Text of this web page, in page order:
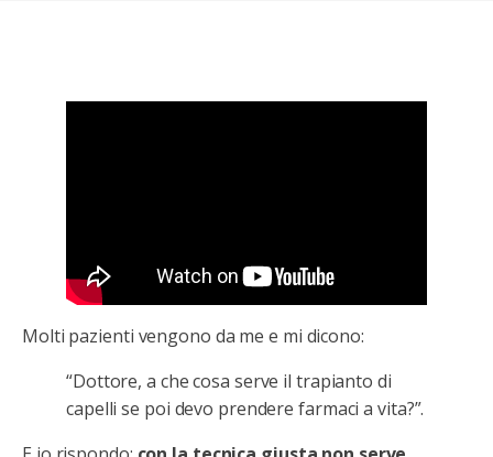
Molti pazienti vengono da me e mi dicono:
“Dottore, a che cosa serve il trapianto di
capelli se poi devo prendere farmaci a vita?”.